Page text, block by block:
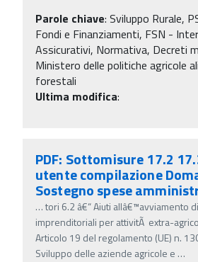
Parole chiave: Sviluppo Rurale,
Fondi e Finanziamenti, FSN -
Assicurativi, Normativa, Decreti
Ministero delle politiche agricole
forestali
Ultima modifica:
PDF: Sottomisure 17.2
utente compilazione
Sostegno spese
…tori 6.2 â€“ Aiuti allâ€™avviamento
imprenditoriali per attivitÃ extra-
Articolo 19 del regolamento (UE) n.
Sviluppo delle aziende agricole e …